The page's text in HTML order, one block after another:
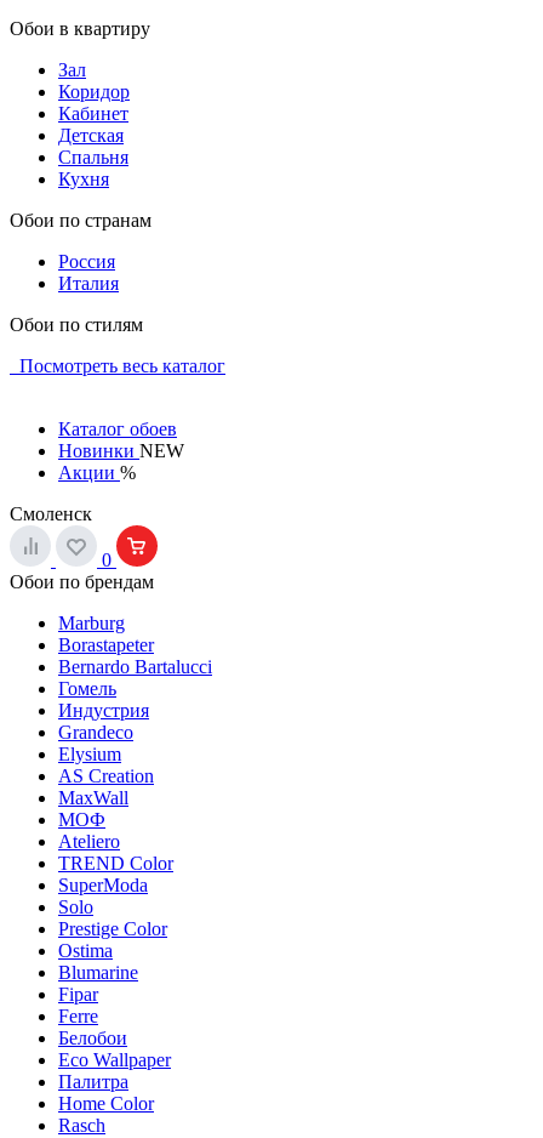
Обои в квартиру
Зал
Коридор
Кабинет
Детская
Спальня
Кухня
Обои по странам
Россия
Италия
Обои по стилям
Посмотреть весь каталог
Каталог обоев
Новинки NEW
Акции %
Смоленск
0
Обои по брендам
Marburg
Borastapeter
Bernardo Bartalucci
Гомель
Индустрия
Grandeco
Elysium
AS Creation
MaxWall
МОФ
Ateliero
TREND Color
SuperModa
Solo
Prestige Color
Ostima
Blumarine
Fipar
Ferre
Белобои
Eco Wallpaper
Палитра
Home Color
Rasch